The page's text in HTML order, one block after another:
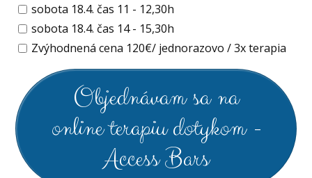
sobota 18.4. čas 11 - 12,30h
sobota 18.4. čas 14 - 15,30h
Zvýhodnená cena 120€/ jednorazovo / 3x terapia
Objednávam sa na
online terapiu dotykom -
Access Bars